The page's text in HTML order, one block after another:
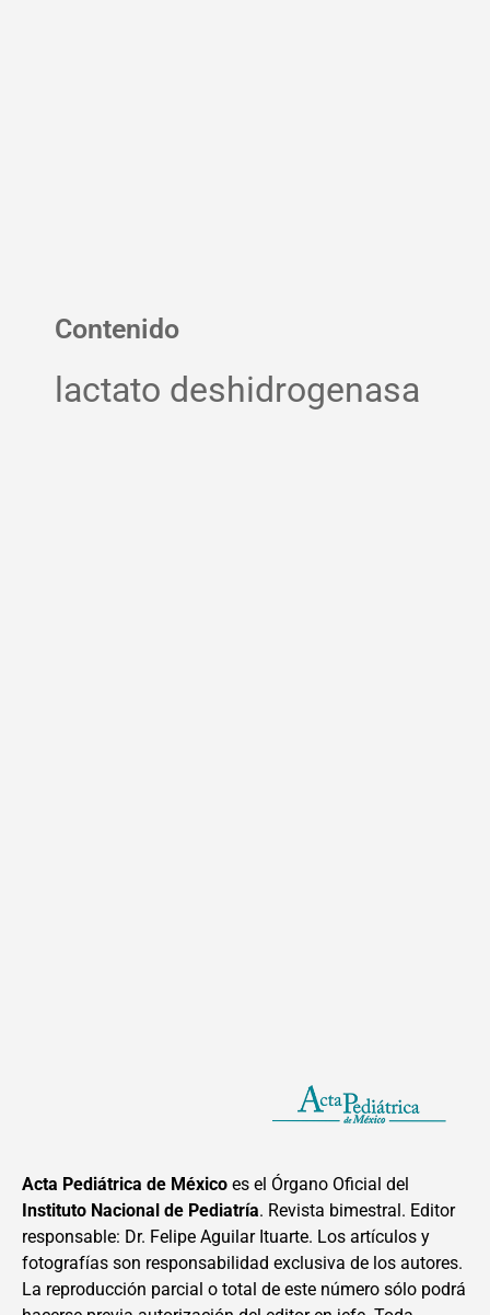
Contenido
lactato deshidrogenasa
Acta Pediátrica de México es el Órgano Oficial del
Instituto Nacional de Pediatría. Revista bimestral. Editor
responsable: Dr. Felipe Aguilar Ituarte. Los artículos y
fotografías son responsabilidad exclusiva de los autores.
La reproducción parcial o total de este número sólo podrá